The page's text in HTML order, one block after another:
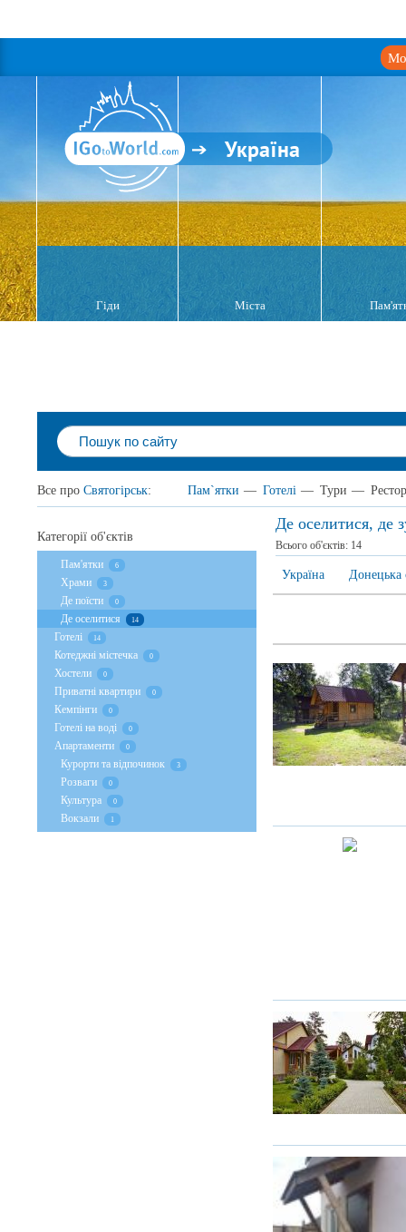
Україна
Гіди Міста
Все про Святогірськ: Пам`ятки — Готелі — Тури —
Де оселитися, де
Всього об'єктів: 14
Україна Донецька
Категорії об'єктів
Пам'ятки 6
Храми 3
Де поїсти 0
Де оселитися 14
Готелі 14
Котеджні містечка 0
Хостели 0
Приватні квартири 0
Кемпінги 0
Готелі на воді 0
Апартаменти 0
Курорти та відпочинок 3
Розваги 0
Культура 0
Вокзали 1